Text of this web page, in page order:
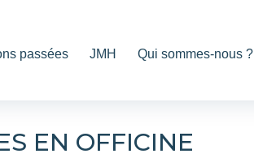
passées JMH Qui sommes-nous ?
EN OFFICINE